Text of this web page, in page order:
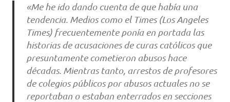
«Me he ido dando cuenta de que había una
tendencia. Medios como el Times (Los Angeles
Times) frecuentemente ponía en portada las
historias de acusaciones de curas católicos que
presuntamente cometieron abusos hace
décadas. Mientras tanto, arrestos de profesores
de colegios públicos por abusos actuales no se
reportaban o estaban enterrados en secciones